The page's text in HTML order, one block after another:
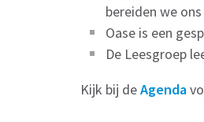
bereiden we
Oase is een
De Leesgroep
Kijk bij deAgenda